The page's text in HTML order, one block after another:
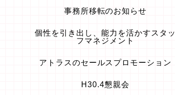
事務所移転のお知らせ
個性を引き出し、能力を活かすスタッ
フマネジメント
アトラスのセールスプロモーション
H30.4懇親会